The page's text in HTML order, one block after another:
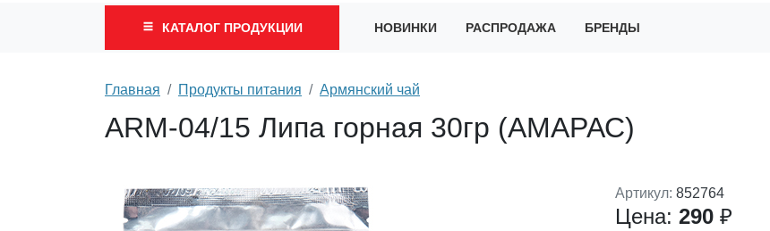
КАТАЛОГ ПРОДУКЦИИ НОВИНКИ РАСПРОДАЖА БРЕНДЫ
Главная Продукты питания Армянский чай
ARM-04/15 Липа горная 30гр (АМАРАС)
Артикул: 852764
Цена: 290 ₽